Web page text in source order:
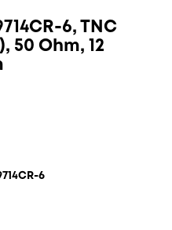
6, TNC
50 Ohm, 12
6